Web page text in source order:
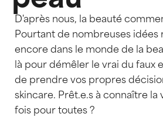
D'après nous, la beauté
Pourtant de nombreuses
encore dans le monde de la
là pour démêler le vrai du faux
de prendre vos propres
skincare. Prêt.e.s à connaître
fois pour toutes ?